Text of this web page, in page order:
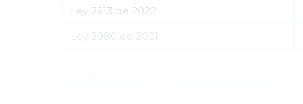
Ley 2213 de 2022
Ley 2080 de 2021